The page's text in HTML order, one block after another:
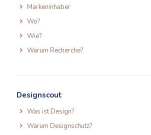
Markeninhaber
Wo?
Wie?
Warum Recherche?
Designscout
Was ist Design?
Warum Designschutz?